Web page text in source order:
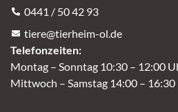
0441 / 50 42 93
tiere@tierheim-ol.de
Telefonzeiten:
Montag – Sonntag 10:30 – 12:00
Mittwoch – Samstag 14:00 –